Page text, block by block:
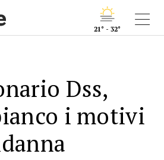
21° - 32°
Dss,
i motivi